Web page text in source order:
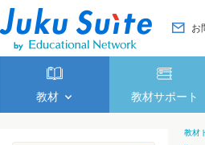
お
教材 教材サポート
教材